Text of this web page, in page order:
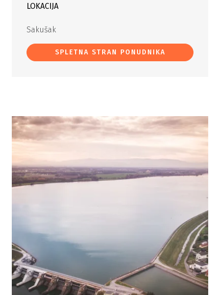
LOKACIJA
Sakušak
SPLETNA STRAN PONUDNIKA